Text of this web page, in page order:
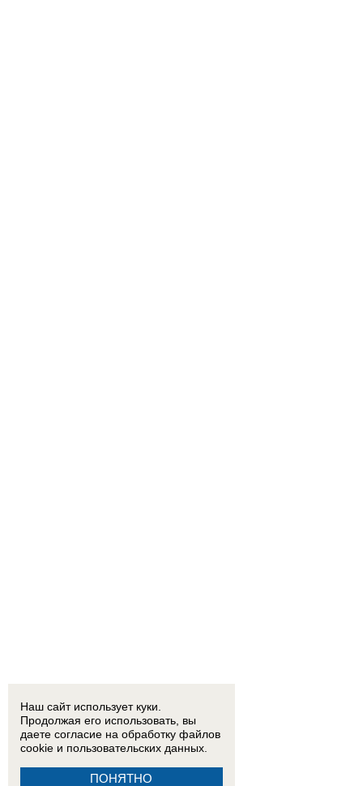
Наш сайт использует куки.
Продолжая его использовать, вы
даете согласие на обработку файлов
cookie и пользовательских данных.
ПОНЯТНО